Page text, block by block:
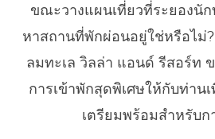
ขณะวางแผนเที่ยวที่ระยองนัก
หาสถานที่พักผ่อนอยู่ใช่หรือไม่?
ลมทะเล วิลล่า แอนด์ รีสอร์ท
การเข้าพักสุดพิเศษให้กับท่าน
เตรียมพร้อมสำหรับก